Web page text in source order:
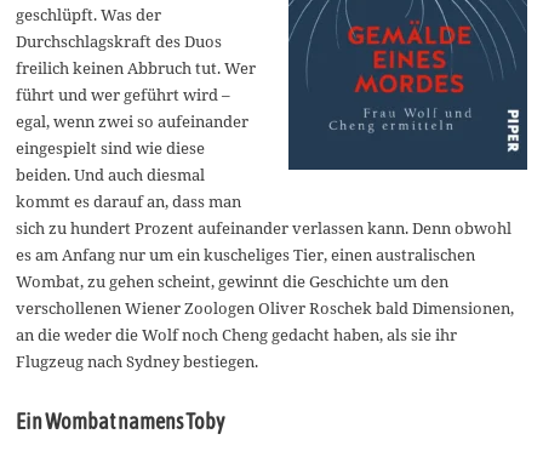
geschlüpft. Was der
Durchschlagskraft des Duos
freilich keinen Abbruch tut. Wer
führt und wer geführt wird –
egal, wenn zwei so aufeinander
eingespielt sind wie diese
beiden. Und auch diesmal
kommt es darauf an, dass man
sich zu hundert Prozent aufeinander verlassen kann. Denn obwohl
es am Anfang nur um ein kuscheliges Tier, einen australischen
Wombat, zu gehen scheint, gewinnt die Geschichte um den
verschollenen Wiener Zoologen Oliver Roschek bald Dimensionen,
an die weder die Wolf noch Cheng gedacht haben, als sie ihr
Flugzeug nach Sydney bestiegen.
Ein Wombat namens Toby